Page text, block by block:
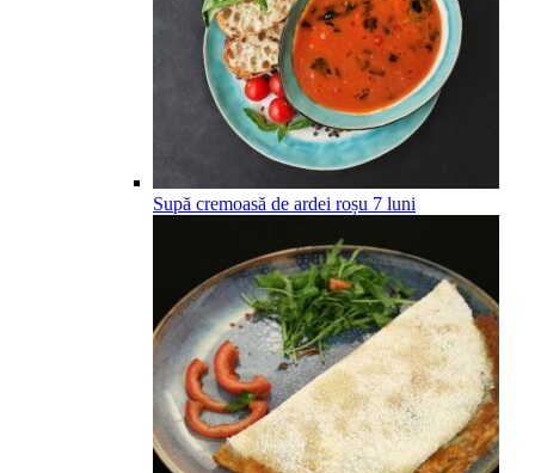
Supă cremoasă de ardei roșu 7 luni